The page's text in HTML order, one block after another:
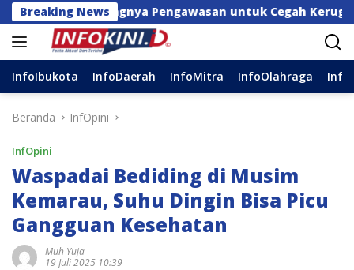
Langsung
ke
konten
Breaking NewsPengawasan untuk Cegah Kerugian Daerah
InfoIbukota InfoDaerah InfoMitra InfoOlahraga
Beranda InfOpini
InfOpini
Waspadai Bediding di Musim
Kemarau, Suhu Dingin Bisa Picu
Gangguan Kesehatan
Muh Yuja
19 Juli 2025 10:39